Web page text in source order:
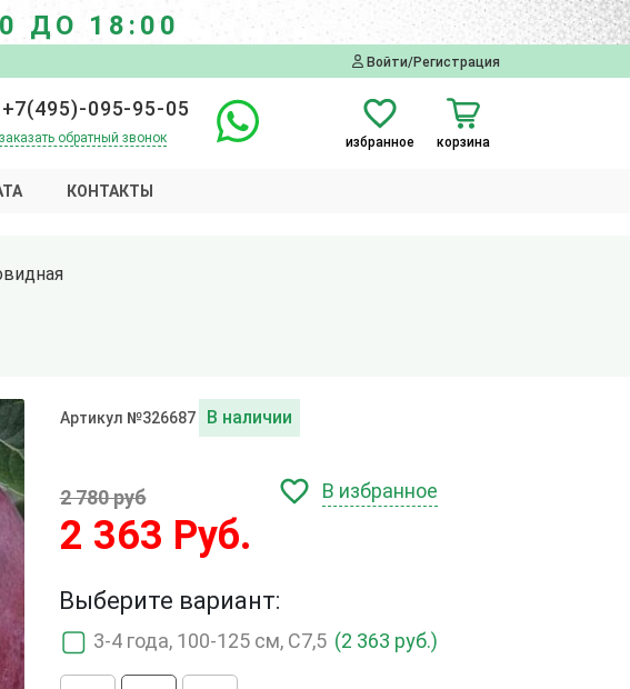
ДО 18:00
Войти/Регистрация
095-95-05
заказать обратный звонок избранное корзина
КОНТАКТЫ
Артикул №326687 В наличии
2 780 руб
2 363 Руб.
В избранное
Выберите вариант:
3-4 года, 100-125 см, С7,5 (2 363 руб.)